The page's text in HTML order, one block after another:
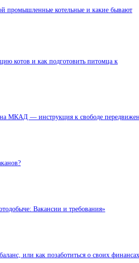
промышленные котельные и какие бывают
котов и как подготовить питомца к
МКАД — инструкция к свободе
Вакансии и требования»
или как позаботиться о своих финансах